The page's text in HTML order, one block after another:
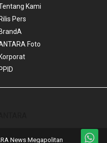
Kami
Rilis Pers
BrandA
Foto
Korporat
PPID
News Megapolitan